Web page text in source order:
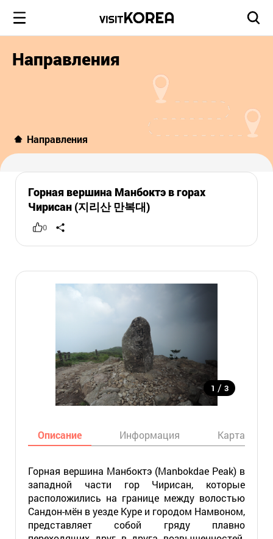
Направления
Направления
Горная вершина Манбоктэ в горах
Чирисан (지리산 만복대)
0
1 / 3
Описание Информация Карта
Горная вершина Манбоктэ (Manbokdae Peak) в
западной части гор Чирисан, которые
расположились на границе между волостью
Сандон-мён в уезде Куре и городом Намвоном,
представляет собой гряду плавно